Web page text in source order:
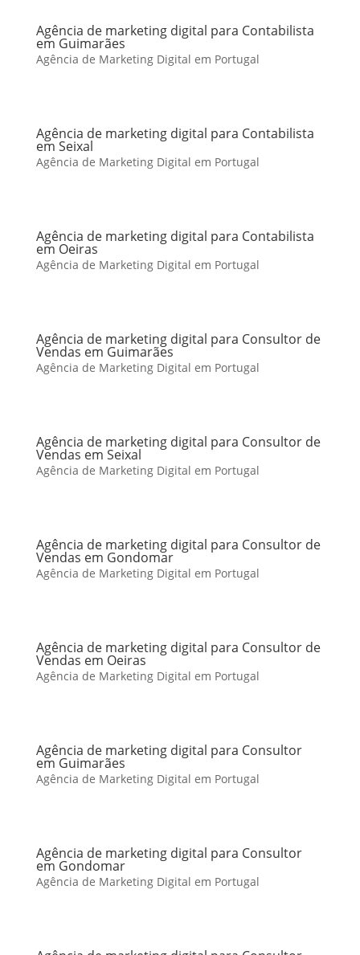
Agência de marketing digital para Contabilista
em Guimarães
Agência de Marketing Digital em Portugal
Agência de marketing digital para Contabilista
em Seixal
Agência de Marketing Digital em Portugal
Agência de marketing digital para Contabilista
em Oeiras
Agência de Marketing Digital em Portugal
Agência de marketing digital para Consultor de
Vendas em Guimarães
Agência de Marketing Digital em Portugal
Agência de marketing digital para Consultor de
Vendas em Seixal
Agência de Marketing Digital em Portugal
Agência de marketing digital para Consultor de
Vendas em Gondomar
Agência de Marketing Digital em Portugal
Agência de marketing digital para Consultor de
Vendas em Oeiras
Agência de Marketing Digital em Portugal
Agência de marketing digital para Consultor
em Guimarães
Agência de Marketing Digital em Portugal
Agência de marketing digital para Consultor
em Gondomar
Agência de Marketing Digital em Portugal